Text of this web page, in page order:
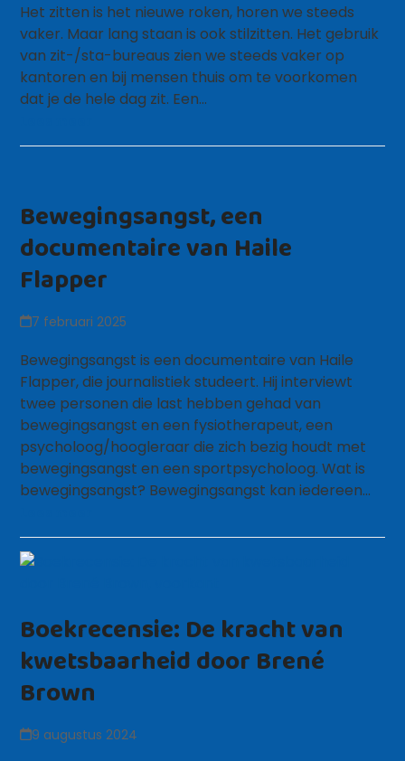
Het zitten is het nieuwe roken, horen we steeds
vaker. Maar lang staan is ook stilzitten. Het gebruik
van zit-/sta-bureaus zien we steeds vaker op
kantoren en bij mensen thuis om te voorkomen
dat je de hele dag zit. Een…
Bewegingsangst, een
documentaire van Haile
Flapper
7 februari 2025
Bewegingsangst is een documentaire van Haile
Flapper, die journalistiek studeert. Hij interviewt
twee personen die last hebben gehad van
bewegingsangst en een fysiotherapeut, een
psycholoog/hoogleraar die zich bezig houdt met
bewegingsangst en een sportpsycholoog. Wat is
bewegingsangst? Bewegingsangst kan iedereen…
Boekrecensie: De kracht van
kwetsbaarheid door Brené
Brown
9 augustus 2024